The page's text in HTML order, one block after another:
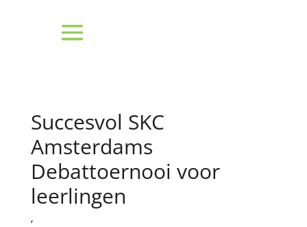
Succesvol SKC
Amsterdams
Debattoernooi voor
leerlingen